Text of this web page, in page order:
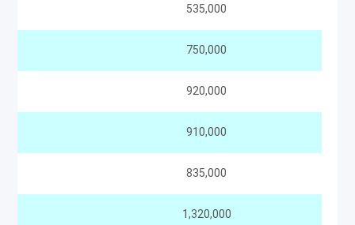
535,000
750,000
920,000
910,000
835,000
1,320,000